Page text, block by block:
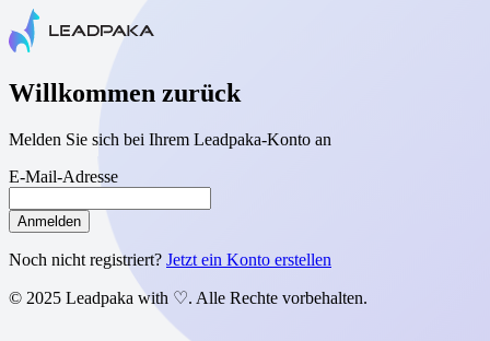
Willkommen zurück
Melden Sie sich bei Ihrem Leadpaka-Konto an
E-Mail-Adresse
Anmelden
Noch nicht registriert? Jetzt ein Konto erstellen
© 2025 Leadpaka with ♡. Alle Rechte vorbehalten.